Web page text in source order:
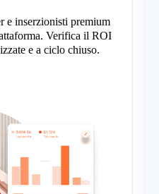
e inserzionisti premium
Verifica il ROI
e a ciclo chiuso.